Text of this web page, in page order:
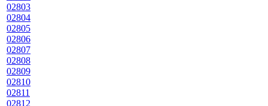
02803
02804
02805
02806
02807
02808
02809
02810
02811
02812